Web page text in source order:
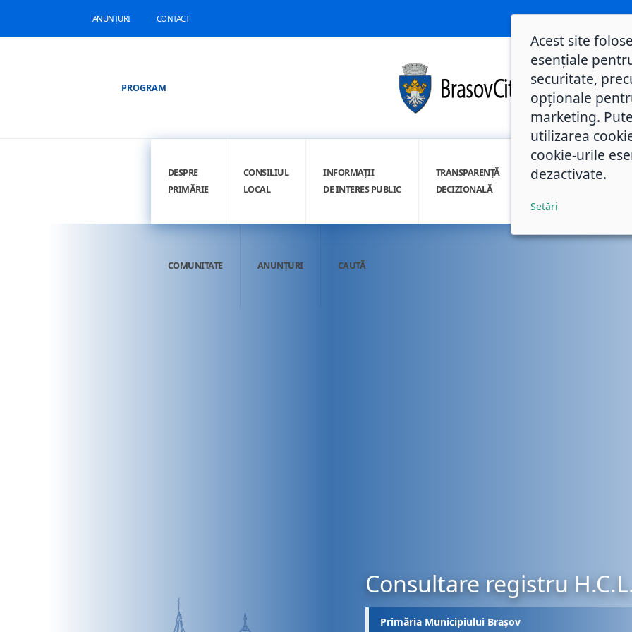
ANUNȚURI CONTACT
PROGRAM
DESPRE
PRIMĂRIE
CONSILIUL
LOCAL
INFORMAȚII
DE INTERES PUBLIC
TRANSPARENȚĂ
DECIZIONALĂ
INTEGRITATE
COMUNITATE ANUNȚURI CAUTĂ
Consultare registru
Primăria Municipiului Brașov
Acest site
esențiale
securitate,
opționale
marketing.
utilizarea
cookie-urile
dezactivate.
Setări